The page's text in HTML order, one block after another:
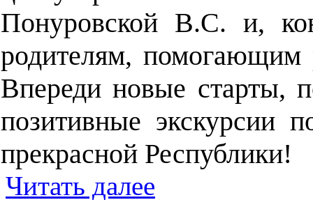
Понуровской В.С. и,
родителям, помогающим
Впереди новые старты,
позитивные экскурсии
прекрасной Республики!
Читать далее